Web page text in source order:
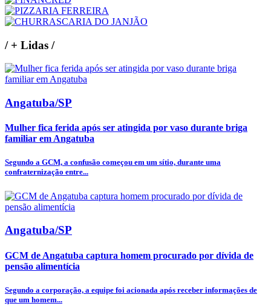
/+ Lidas /
Angatuba/SP
Mulher fica ferida após ser atingida por vaso durante briga
familiar em Angatuba
Segundo a GCM, a confusão começou em um sítio, durante uma
confraternização entre...
Angatuba/SP
GCM de Angatuba captura homem procurado por dívida de
pensão alimentícia
Segundo a corporação, a equipe foi acionada após receber informações de
que um homem...